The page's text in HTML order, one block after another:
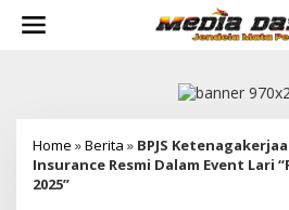
Home »Berita » BPJS
Insurance Resmi Dalam Event Lari
2025”